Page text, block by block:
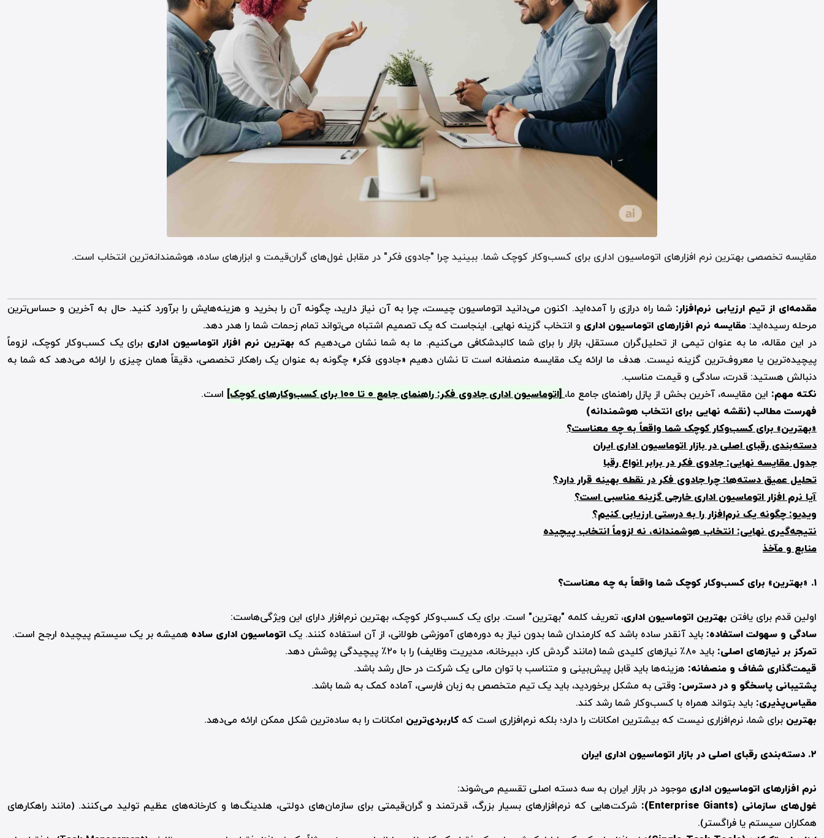
مقایسه تخصصی بهترین نرم افزارهای اتوماسیون اداری برای کسب‌وکار کوچک شما. ببینید چرا "جادوی فکر" در مقابل غول‌های گران‌قیمت و ابزارهای ساده، هوشمندانه‌ترین انتخاب است.
مقدمه‌ای از تیم ارزیابی نرم‌افزار: شما راه درازی را آمده‌اید. اکنون می‌دانید اتوماسیون چیست، چرا به آن نیاز دارید، چگونه آن را بخرید و هزینه‌هایش را برآورد کنید. حال به آخرین و حساس‌ترین
مرحله رسیده‌اید: مقایسه نرم افزارهای اتوماسیون اداری و انتخاب گزینه نهایی. اینجاست که یک تصمیم اشتباه می‌تواند تمام زحمات شما را هدر دهد.
در این مقاله، ما به عنوان تیمی از تحلیل‌گران مستقل، بازار را برای شما کالبدشکافی می‌کنیم. ما به شما نشان می‌دهیم که بهترین نرم افزار اتوماسیون اداری برای یک کسب‌وکار کوچک، لزوماً
پیچیده‌ترین یا معروف‌ترین گزینه نیست. هدف ما ارائه یک مقایسه منصفانه است تا نشان دهیم «جادوی فکر» چگونه به عنوان یک راهکار تخصصی، دقیقاً همان چیزی را ارائه می‌دهد که شما به
دنبالش هستید: قدرت، سادگی و قیمت مناسب.
نکته مهم: این مقایسه، آخرین بخش از پازل راهنمای جامع ما، [اتوماسیون اداری جادوی فکر: راهنمای جامع ۰ تا ۱۰۰ برای کسب‌وکارهای کوچک]
است.
فهرست مطالب (نقشه نهایی برای انتخاب هوشمندانه)
«بهترین» برای کسب‌وکار کوچک شما واقعاً به چه معناست؟
دسته‌بندی رقبای اصلی در بازار اتوماسیون اداری ایران
جدول مقایسه نهایی: جادوی فکر در برابر انواع رقبا
تحلیل عمیق دسته‌ها: چرا جادوی فکر در نقطه بهینه قرار دارد؟
آیا نرم افزار اتوماسیون اداری خارجی گزینه مناسبی است؟
ویدیو: چگونه یک نرم‌افزار را به درستی ارزیابی کنیم؟
نتیجه‌گیری نهایی: انتخاب هوشمندانه، نه لزوماً انتخاب پیچیده
منابع و مآخذ
۱. «
بهترین» برای کسب‌وکار کوچک شما واقعاً به چه معناست؟
اولین قدم برای یافتن بهترین اتوماسیون اداری، تعریف کلمه "بهترین" است. برای یک کسب‌وکار کوچک، بهترین نرم‌افزار دارای این ویژگی‌هاست:
سادگی و سهولت استفاده: باید آنقدر ساده باشد که کارمندان شما بدون نیاز به دوره‌های آموزشی طولانی، از آن استفاده کنند. یک اتوماسیون اداری ساده همیشه بر یک سیستم پیچیده ارجح است.
تمرکز بر نیازهای اصلی: باید ۸۰٪ نیازهای کلیدی شما (مانند گردش کار، دبیرخانه، مدیریت وظایف) را با ۲۰٪ پیچیدگی پوشش دهد.
قیمت‌گذاری شفاف و منصفانه: هزینه‌ها باید قابل پیش‌بینی و متناسب با توان مالی یک شرکت در حال رشد باشد.
پشتیبانی پاسخگو و در دسترس: وقتی به مشکل برخوردید، باید یک تیم متخصص به زبان فارسی، آماده کمک به شما باشد.
مقیاس‌پذیری: باید بتواند همراه با کسب‌وکار شما رشد کند.
بهترین برای شما، نرم‌افزاری نیست که بیشترین امکانات را دارد؛ بلکه نرم‌افزاری است کهکاربردی‌ترین امکانات را به ساده‌ترین شکل ممکن ارائه می‌دهد.
۲. دسته‌بندی رقبای اصلی در بازار اتوماسیون اداری ایران
نرم افزارهای اتوماسیون اداری موجود در بازار ایران به سه دسته اصلی تقسیم می‌شوند:
غول‌های سازمانی (Enterprise Giants
): شرکت‌هایی که نرم‌افزارهای بسیار بزرگ، قدرتمند و گران‌قیمتی برای سازمان‌های دولتی، هلدینگ‌ها و کارخانه‌های عظیم تولید می‌کنند. (مانند راهکارهای
همکاران سیستم یا فراگستر).